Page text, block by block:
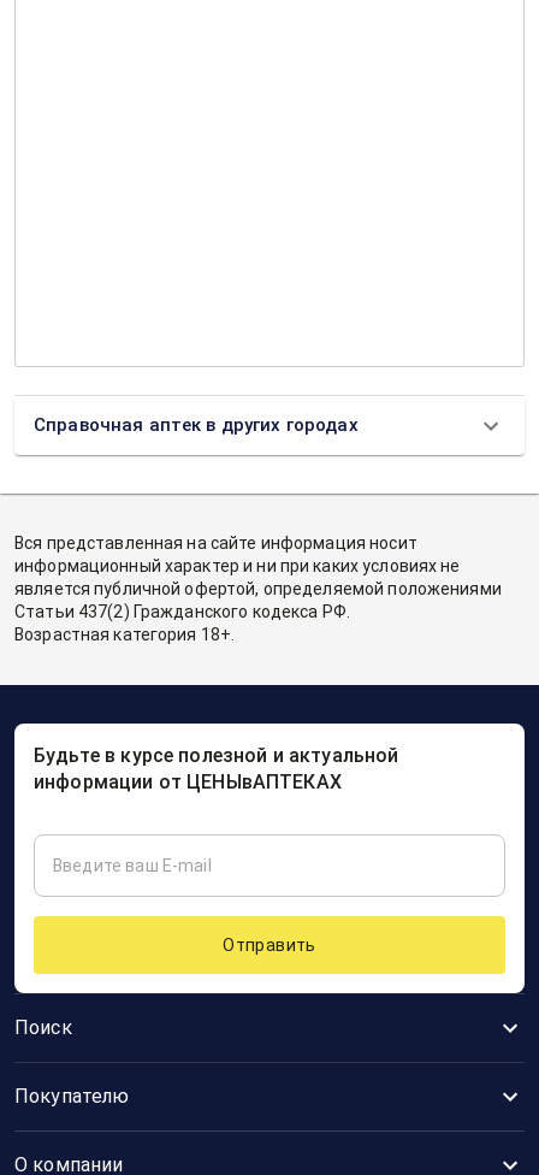
Справочная аптек в других городах
Вся представленная на сайте информация носит
информационный характер и ни при каких условиях не
является публичной офертой, определяемой положениями
Статьи 437(2) Гражданского кодекса РФ.
Возрастная категория 18+.
Поиск
Покупателю
О компании
Будьте в курсе полезной и актуальной
информации от ЦЕНЫвАПТЕКАХ
Отправить